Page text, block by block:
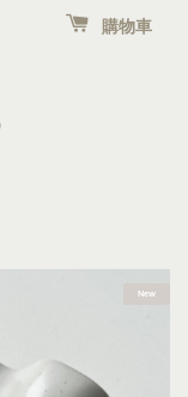
購物車
New